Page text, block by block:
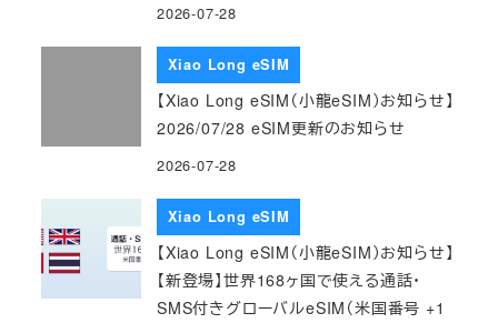
2026-07-28
Xiao Long eSIM
【Xiao Long eSIM（小龍eSIM）お知らせ】
2026/07/28 eSIM更新のお知らせ
2026-07-28
Xiao Long eSIM
【Xiao Long eSIM（小龍eSIM）お知らせ】
【新登場】世界168ヶ国で使える通話・
SMS付きグローバルeSIM（米国番号 +1